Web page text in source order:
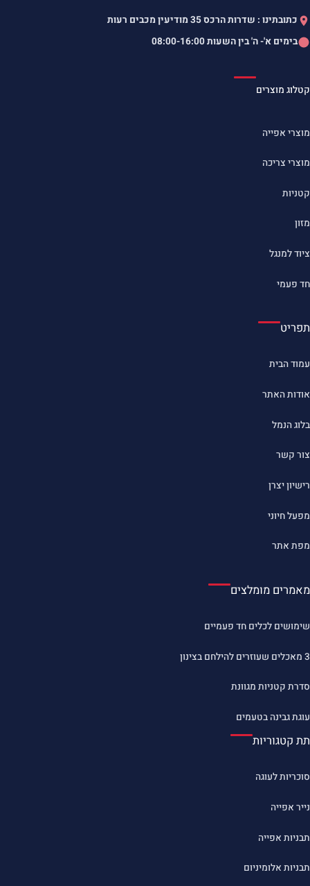
כתובתינו : שדרות הרכס 35 מודיעין מכבים רעות
בימים א'- ה' בין השעות08:00-16:00
קטלוג מוצרים
מוצרי אפייה
מוצרי צריכה
קטניות
מזון
ציוד למנגל
חד פעמי
תפריט
עמוד הבית
אודות האתר
בלוג הנמל
צור קשר
רישיון יצרן
מפעל חיוני
מפת אתר
מאמרים מומלצים
שימושים לכלים חד פעמיים
3 מאכלים שעוזרים להילחם בצינון
סדרת קטניות מגוונת
עוגת גבינה בטעמים
תת קטגוריות
סוכריות לעוגה
נייר אפייה
תבניות אפייה
תבניות אלומיניום